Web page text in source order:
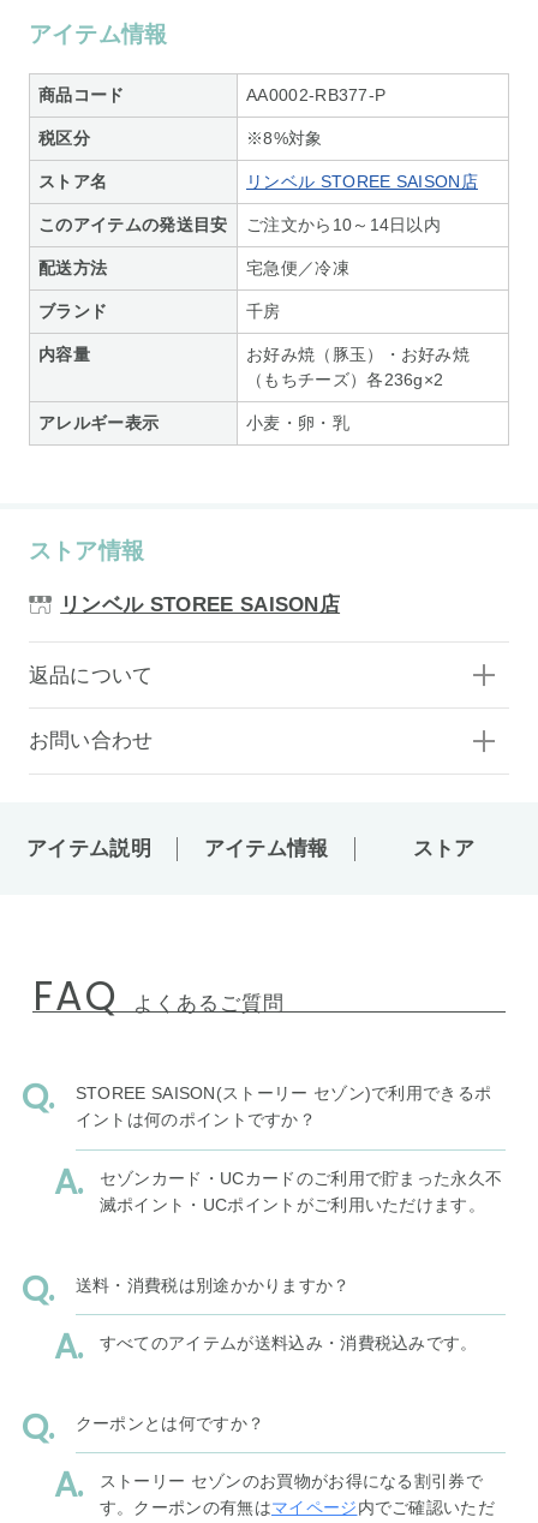
アイテム情報
商品コード AA0002-RB377-P
税区分 ※8%対象
ストア名 リンベル STOREE SAISON店
このアイテムの発送目安 ご注文から10～14日以内
配送方法 宅急便／冷凍
ブランド 千房
内容量
お好み焼（豚玉）・お好み焼
（もちチーズ）各236g×2
アレルギー表示 小麦・卵・乳
ストア情報
リンベル STOREE SAISON店
返品について
お問い合わせ
アイテム説明 アイテム情報 ストア
FAQ よくあるご質問
STOREE SAISON(ストーリー セゾン)で利用できるポ
イントは何のポイントですか？
セゾンカード・UCカードのご利用で貯まった永久不
滅ポイント・UCポイントがご利用いただけます。
送料・消費税は別途かかりますか？
すべてのアイテムが送料込み・消費税込みです。
クーポンとは何ですか？
ストーリー セゾンのお買物がお得になる割引券で
す。クーポンの有無はマイページ内でご確認いただ